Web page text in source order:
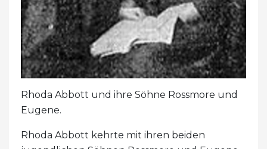
Rhoda Abbott und ihre Söhne Rossmore und
Eugene.
Rhoda Abbott kehrte mit ihren beiden